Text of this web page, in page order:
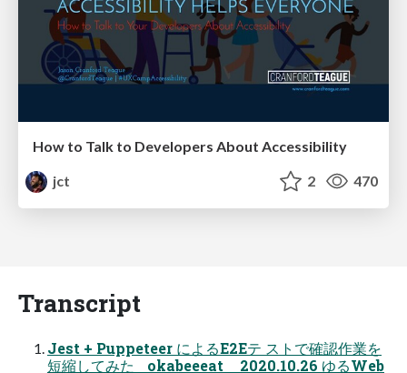
How to Talk to Developers About Accessibility
jct
2 470
Transcript
Jest + Puppeteer によるE2Eテ ストで確認作業を
短縮してみた okabeeeat 2020.10.26 ゆるWeb